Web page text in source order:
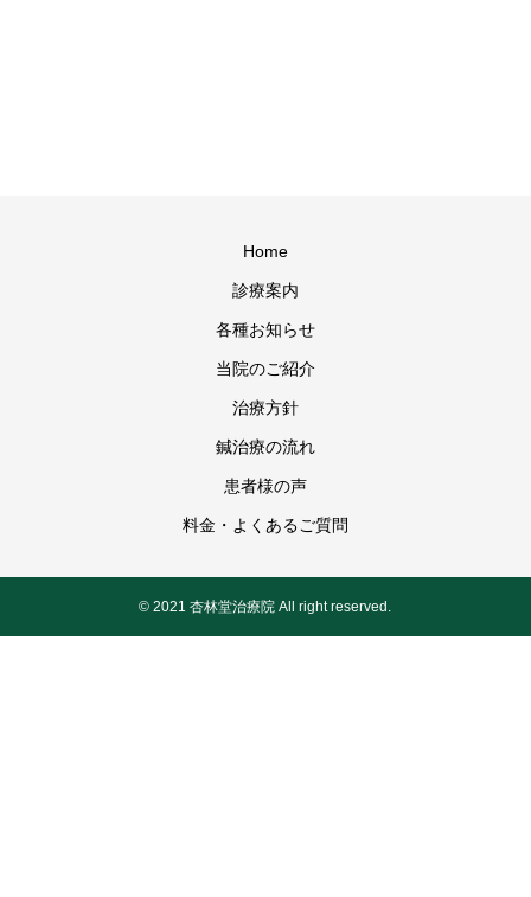
Home
診療案内
各種お知らせ
当院のご紹介
治療方針
鍼治療の流れ
患者様の声
料金・よくあるご質問
© 2021 杏林堂治療院 All right reserved.